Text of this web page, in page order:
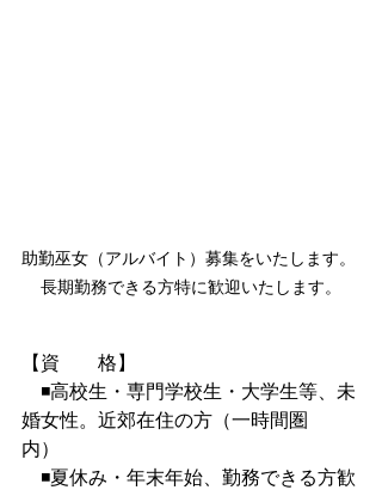
助勤巫女（アルバイト）募集をいたします。
長期勤務できる方特に歓迎いたします。
【資　　格】
◾高校生・専門学校生・大学生等、未
婚女性。近郊在住の方（一時間圏
内）
◾夏休み・年末年始、勤務できる方歓